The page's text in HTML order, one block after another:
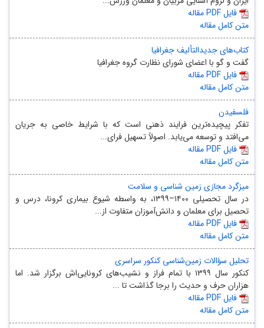
مقاله PDF فایل
متن کامل مقاله
کتاب‌های جدیدالتألیف جغرافیا
گفت و گو با اعضای شورای نظارت گروه جغرافیا
مقاله PDF فایل
متن کامل مقاله
فلسفیدن
تفکر پیچیده‌ترین فرایند ذهنی است که با شرایط خاصی به جریان
می‌افتد و توسعه می‌یابد. اصولاً تسهیل فرای...
مقاله PDF فایل
متن کامل مقاله
میزگرد مجازی زمین شناسی و سلامت
در سال تحصیلی ۱۴۰۰–۱۳۹۹، به واسطه شیوع بیماری کرونا، درس و
تحصیل برای معلمان و دانش‌آموزان متفاوت از...
مقاله PDF فایل
متن کامل مقاله
تحلیل سؤالات زمین‌‌شناسی کنکور سراسری
کنکور سال ۱۳۹۹ با تمام فراز و نشیب‌های کرونایی‌اش برگزار شد. اما
هزاران حرف و حدیث را برجا گذاشت تا ...
مقاله PDF فایل
متن کامل مقاله